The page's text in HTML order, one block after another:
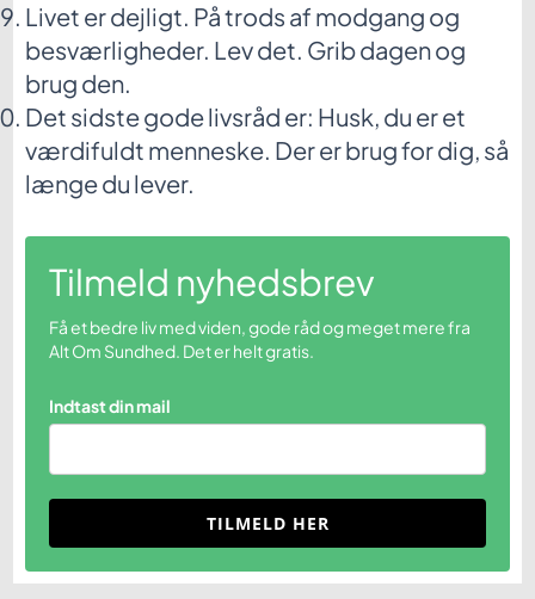
Livet er dejligt. På trods af modgang og
besværligheder. Lev det. Grib dagen og
brug den.
Det sidste gode livsråd er: Husk, du er et
værdifuldt menneske. Der er brug for dig, så
længe du lever.
Tilmeld nyhedsbrev
Få et bedre liv med viden, gode råd og meget mere fra
Alt Om Sundhed. Det er helt gratis.
Indtast din mail
TILMELD HER